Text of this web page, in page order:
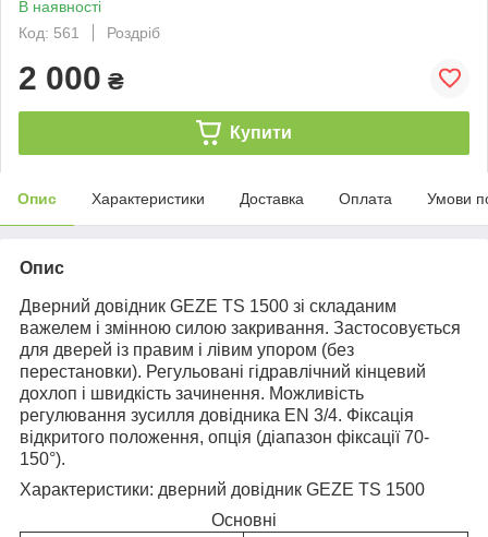
В наявності
Код: 561
Роздріб
2 000 ₴
Купити
Опис Характеристики Доставка Оплата Умови
Опис
Дверний довідник GEZE TS 1500 зі складаним
важелем і змінною силою закривання. Застосовується
для дверей із правим і лівим упором (без
перестановки). Регульовані гідравлічний кінцевий
дохлоп і швидкість зачинення. Можливість
регулювання зусилля довідника EN 3/4. Фіксація
відкритого положення, опція (діапазон фіксації 70-
150°).
Характеристики: дверний довідник GEZE TS 1500
Основні